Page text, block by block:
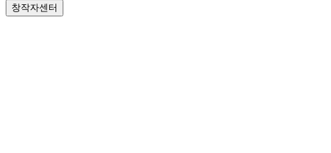
창작자센터